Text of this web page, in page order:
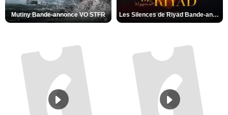
Mutiny Bande-annonce VO STFR Les Silences de Riyad Bande-annonce VO STFR